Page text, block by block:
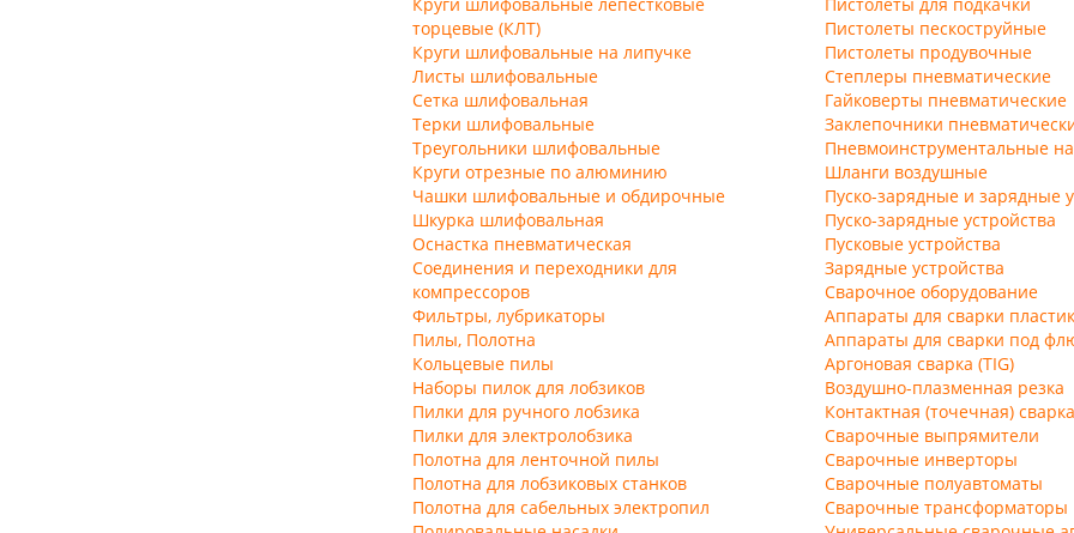
торцевые (КЛТ)
Круги шлифовальные на липучке
Листы шлифовальные
Сетка шлифовальная
Терки шлифовальные
Треугольники шлифовальные
Круги отрезные по алюминию
Чашки шлифовальные и обдирочные
Шкурка шлифовальная
Оснастка пневматическая
Соединения и переходники для
компрессоров
Фильтры, лубрикаторы
Пилы, Полотна
Кольцевые пилы
Наборы пилок для лобзиков
Пилки для ручного лобзика
Пилки для электролобзика
Полотна для ленточной пилы
Полотна для лобзиковых станков
Полотна для сабельных электропил
Пистолеты пескоструйные
Пистолеты продувочные
Степлеры пневматические
Гайковерты пневматические
Заклепочники
Пневмоинструментальные
Шланги воздушные
Пуско-зарядные и зарядные
Пуско-зарядные устройства
Пусковые устройства
Зарядные устройства
Сварочное оборудование
Аппараты для сварки
Аппараты для сварки под
Аргоновая сварка (TIG)
Воздушно-плазменная резка
Контактная (точечная) сварка
Сварочные выпрямители
Сварочные инверторы
Сварочные полуавтоматы
Сварочные трансформаторы